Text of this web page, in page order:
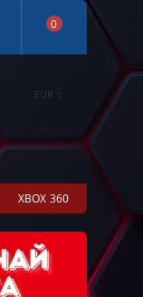
EUR
0
XBOX 360